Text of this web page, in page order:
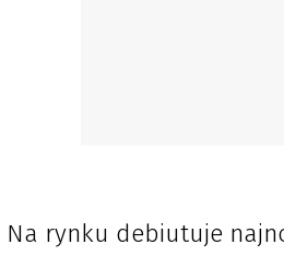
Na rynku debiutuje